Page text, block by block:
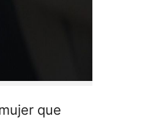
que